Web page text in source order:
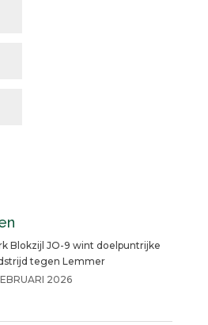
Blokzijl JO-9 wint doelpuntrijke
tegen Lemmer
2026